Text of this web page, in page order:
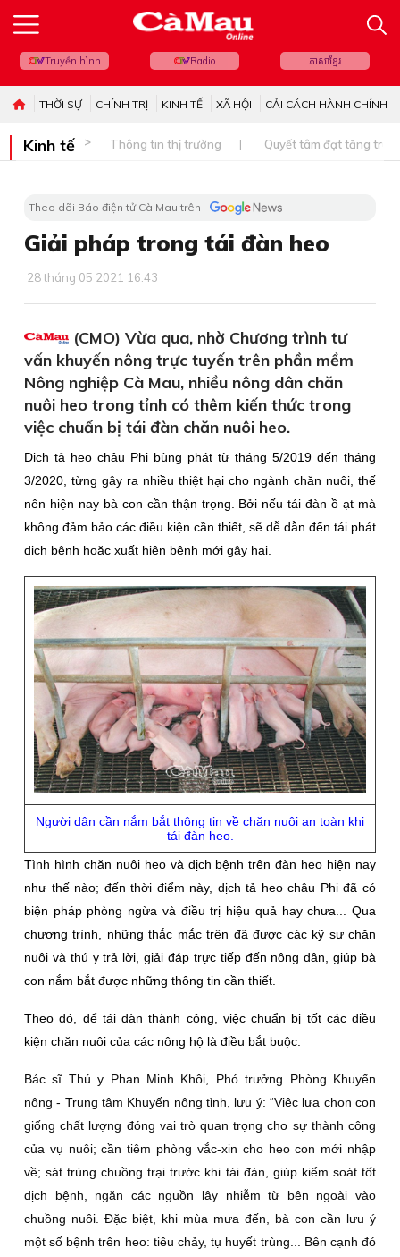
Truyền hình Radio ភាសាខ្មែរ
THỜI SỰ CHÍNH TRỊ KINH TẾ XÃ HỘI CẢI CÁCH HÀNH CHÍNH
Kinh tế Thông tin thị trường Quyết tâm đạt tăng
Theo dõi Báo điện tử Cà Mau trên
Giải pháp trong tái đàn heo
28 tháng 05 2021 16:43
(CMO) Vừa qua, nhờ Chương trình tư
vấn khuyến nông trực tuyến trên phần mềm
Nông nghiệp Cà Mau, nhiều nông dân chăn
nuôi heo trong tỉnh có thêm kiến thức trong
việc chuẩn bị tái đàn chăn nuôi heo.
Dịch tả heo châu Phi bùng phát từ tháng 5/2019 đến tháng
3/2020, từng gây ra nhiều thiệt hại cho ngành chăn nuôi, thế
nên hiện nay bà con cần thận trọng. Bởi nếu tái đàn ồ ạt mà
không đảm bảo các điều kiện cần thiết, sẽ dễ dẫn đến tái phát
dịch bệnh hoặc xuất hiện bệnh mới gây hại.
Người dân cần nắm bắt thông tin về chăn nuôi an toàn khi
tái đàn heo.
Tình hình chăn nuôi heo và dịch bệnh trên đàn heo hiện nay
như thế nào; đến thời điểm này, dịch tả heo châu Phi đã có
biện pháp phòng ngừa và điều trị hiệu quả hay chưa... Qua
chương trình, những thắc mắc trên đã được các kỹ sư chăn
nuôi và thú y trả lời, giải đáp trực tiếp đến nông dân, giúp bà
con nắm bắt được những thông tin cần thiết.
Theo đó, để tái đàn thành công, việc chuẩn bị tốt các điều
kiện chăn nuôi của các nông hộ là điều bắt buộc.
Bác sĩ Thú y Phan Minh Khôi, Phó trưởng Phòng Khuyến
nông - Trung tâm Khuyến nông tỉnh, lưu ý: “Việc lựa chọn con
giống chất lượng đóng vai trò quan trọng cho sự thành công
của vụ nuôi; cần tiêm phòng vắc-xin cho heo con mới nhập
về; sát trùng chuồng trại trước khi tái đàn, giúp kiểm soát tốt
dịch bệnh, ngăn các nguồn lây nhiễm từ bên ngoài vào
chuồng nuôi. Đặc biệt, khi mùa mưa đến, bà con cần lưu ý
một số bệnh trên heo: tiêu chảy, tụ huyết trùng... Bên cạnh đó